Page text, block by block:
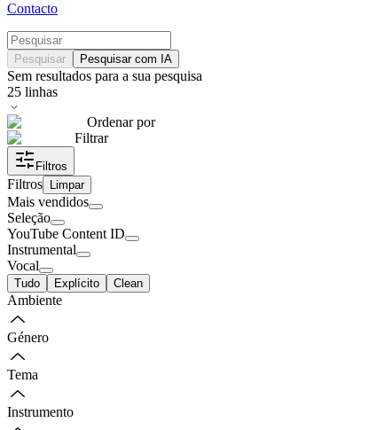
Contacto
Pesquisar Pesquisar com IA
Sem resultados para a sua pesquisa
25 linhas
Ordenar por
Filtrar
Filtros
Filtros Limpar
Mais vendidos
Seleção
YouTube Content ID
Instrumental
Vocal
Tudo Explícito Clean
Ambiente
Género
Tema
Instrumento